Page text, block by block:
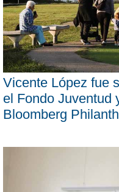
Vicente López fue
el Fondo Juventud
Bloomberg